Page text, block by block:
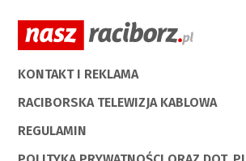
KONTAKT I REKLAMA
RACIBORSKA TELEWIZJA KABLOWA
REGULAMIN